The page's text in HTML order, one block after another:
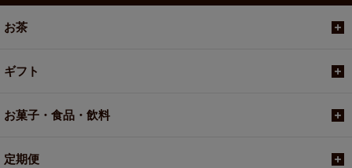
お茶
ギフト
お菓子・食品・飲料
定期便